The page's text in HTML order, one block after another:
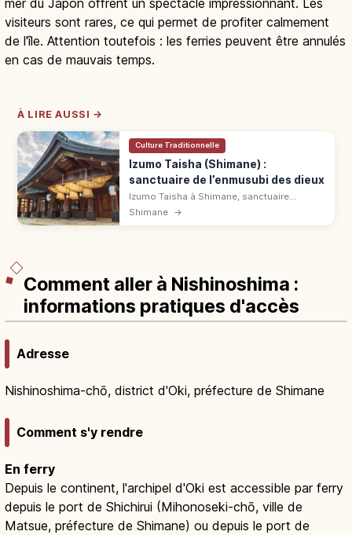
visiteurs sont rares, ce qui permet de profiter calmement
de l'île. Attention toutefois : les ferries peuvent être annulés
en cas de mauvais temps.
À LIRE AUSSI →
Culture Traditionnelle
Izumo Taisha (Shimane) :
sanctuaire de l’enmusubi des dieux
Izumo Taisha à Shimane, sanctuaire
millénaire des liens d'amour. Honden trésor
Shimane →
Comment aller à Nishinoshima :
informations pratiques d'accès
Adresse
Nishinoshima-chō, district d'Oki, préfecture de Shimane
Comment s'y rendre
En ferry
Depuis le continent, l'archipel d'Oki est accessible par ferry
depuis le port de Shichirui (Mihonoseki-chō, ville de
Matsue, préfecture de Shimane) ou depuis le port de